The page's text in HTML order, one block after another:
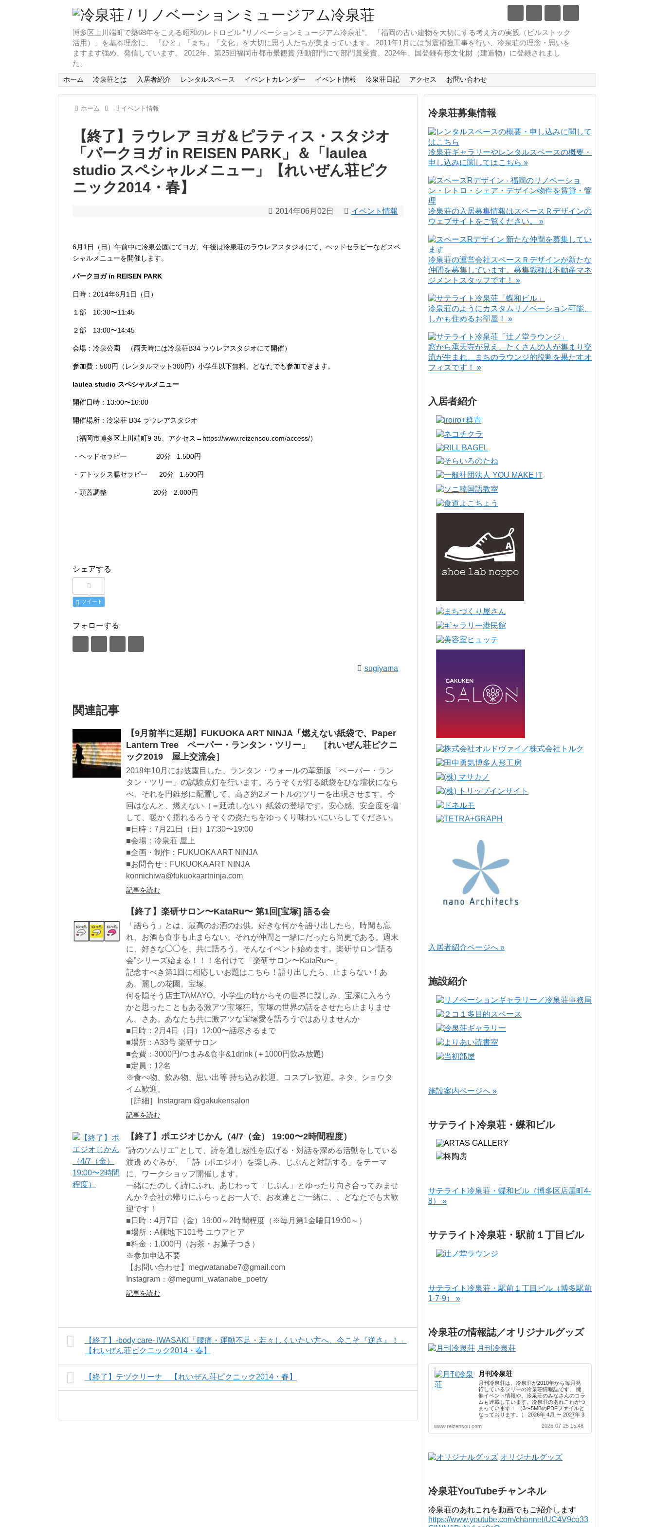
博多区上川端町で築68年をこえる昭和のレトロビル ”リノベーションミュージアム冷泉荘”。 「福岡の古い建物を大切にする考え方の実践（ビルストック
活用）」を基本理念に、 「ひと」「まち」「文化」を大切に思う人たちが集まっています。 2011年1月には耐震補強工事を行い、冷泉荘の理念・思いを
ますます強め、発信しています。 2012年、第25回福岡市都市景観賞 活動部門にて部門賞受賞。2024年、国登録有形文化財（建造物）に登録されまし
た。
ホーム 冷泉荘とは 入居者紹介 レンタルスペース イベントカレンダー イベント情報 冷泉荘日記 アクセス お問い合わせ
ホーム イベント情報
【終了】ラウレア ヨガ＆ピラティス・スタジオ
「パークヨガ in REISEN PARK」＆「laulea
studio スペシャルメニュー」【れいぜん荘ピク
ニック2014・春】
2014年06月02日 イベント情報
6月1日（日）午前中に冷泉公園にてヨガ、午後は冷泉荘のラウレアスタジオにて、ヘッドセラピーなどスペ
シャルメニューを開催します。
パークヨガ in REISEN PARK
日時：2014年6月1日（日）
１部 10:30〜11:45
２部 13:00〜14:45
会場：冷泉公園 （雨天時には冷泉荘B34 ラウレアスタジオにて開催）
参加費：500円（レンタルマット300円）小学生以下無料、どなたでも参加できます。
laulea studio スペシャルメニュー
開催日時：13:00〜16:00
開催場所：冷泉荘 B34 ラウレアスタジオ
（福岡市博多区上川端町9-35、アクセス→https://www.reizensou.com/access/）
・ヘッドセラピー 20分 1.500円
・デトックス腸セラピー 20分 1.500円
・頭蓋調整 20分 2.000円
シェアする
ツイート
フォローする
sugiyama
関連記事
【9月前半に延期】FUKUOKA ART NINJA「燃えない紙袋で、Paper
Lantern Tree ペーパー・ランタン・ツリー」 ［れいぜん荘ピクニ
ック2019 屋上交流会］
2018年10月にお披露目した、ランタン・ウォールの革新版「ペーパー・ラン
タン・ツリー」の試験点灯を行います。ろうそくが灯る紙袋をひな壇状になら
べ、それを円錐形に配置して、高さ約2メートルのツリーを出現させます。今
回はなんと、燃えない（＝延焼しない）紙袋の登場です。安心感、安全度を増
して、暖かく揺れるろうそくの炎たちをゆっくり味わいにいらしてください。
■日時：7月21日（日）17:30〜19:00
■会場：冷泉荘 屋上
■企画・制作：FUKUOKA ART NINJA
■お問合せ：FUKUOKA ART NINJA
konnichiwa@fukuokaartninja.com
記事を読む
【終了】楽研サロン〜KataRu〜 第1回[宝塚] 語る会
「語らう」とは、最高のお酒のお供。好きな何かを語り出したら、時間も忘
れ、お酒も食事も止まらない。それが仲間と一緒にだったら尚更である。週末
に、好きな◯◯を、共に語ろう。そんなイベント始めます。楽研サロン“語る
会”シリーズ始まる！！！名付けて「楽研サロン〜KataRu〜」
記念すべき第1回に相応しいお題はこちら！語り出したら、止まらない！あ
あ。麗しの花園。宝塚。
何を隠そう店主TAMAYO。小学生の時からその世界に親しみ、宝塚に入ろう
かと思ったこともある激アツ宝塚狂。宝塚の世界の話をさせたら止まりませ
ん。さあ。あなたも共に激アツな宝塚愛を語ろうではありませんか
■日時：2月4日（日）12:00〜話尽きるまで
■場所：A33号 楽研サロン
■会費：3000円/つまみ&食事&1drink (＋1000円飲み放題)
■定員：12名
※食べ物、飲み物、思い出等 持ち込み歓迎。コスプレ歓迎。ネタ、ショウタ
イム歓迎。
［詳細］Instagram @gakukensalon
記事を読む
【終了】ポエジオじかん（4/7（金） 19:00〜2時間程度）
”詩のソムリエ” として、詩を通し感性を広げる・対話を深める活動をしている
渡邊 めぐみが、「 詩（ポエジオ）を楽しみ、じぶんと対話する」をテーマ
に、ワークショップ開催します。
一緒にたのしく詩にふれ、あじわって「じぶん」とゆったり向き合ってみませ
んか？会社の帰りにふらっとお一人で、お友達とご一緒に、、どなたでも大歓
迎です！
■日時：4月7日（金）19:00～2時間程度（※毎月第1金曜日19:00～）
■場所：A棟地下101号 ユウアヒア
■料金：1,000円（お茶・お菓子つき）
※参加申込不要
【お問い合わせ】megwatanabe7@gmail.com
Instagram：@megumi_watanabe_poetry
記事を読む
【終了】-body care- IWASAKI「腰痛・運動不足・若々しくいたい方へ、今こそ『逆さ』！」
【れいぜん荘ピクニック2014・春】
【終了】テヅクリーナ 【れいぜん荘ピクニック2014・春】
冷泉荘募集情報
冷泉荘ギャラリーやレンタルスペースの概要・
申し込みに関してはこちら »
冷泉荘の入居募集情報はスペースＲデザインの
ウェブサイトをご覧ください。 »
冷泉荘の運営会社スペースＲデザインが新たな
仲間を募集しています。募集職種は不動産マネ
ジメントスタッフです！ »
冷泉荘のようにカスタムリノベーション可能、
しかも住めるお部屋！ »
窓から承天寺が見え、たくさんの人が集まり交
流が生まれ、まちのラウンジ的役割を果たすオ
フィスです！ »
入居者紹介
入居者紹介ページへ »
施設紹介
施設案内ページへ »
サテライト冷泉荘・蝶和ビル
サテライト冷泉荘・蝶和ビル（博多区店屋町4-
8） »
サテライト冷泉荘・駅前１丁目ビル
サテライト冷泉荘・駅前１丁目ビル（博多駅前
1-7-9） »
冷泉荘の情報誌／オリジナルグッズ
月刊冷泉荘
月刊冷泉荘
月刊冷泉荘は、冷泉荘が2010年から毎月発
行しているフリーの冷泉荘情報誌です。 開
催イベント情報や、冷泉荘のみなさんのコラ
ムも連載しています。冷泉荘のあれこれがつ
まっています！ （3〜5MBのPDFファイルと
なっております。） 2026年 4月 〜 2027年 3
2025年 3月 2023年 4月 〜 2024年 3月 2022
年 4月 〜 2023年 3月 2021年 4月 〜 2022年
年 4月 〜 2018年 3月 2016年 4月 〜 2017年
3月 2015年 4月 〜 2016年 3月 2014年 4月 〜
www.reizensou.com 2026-07-25 15:48
オリジナルグッズ
冷泉荘YouTubeチャンネル
冷泉荘のあれこれを動画でもご紹介します
https://www.youtube.com/channel/UC4V9co33